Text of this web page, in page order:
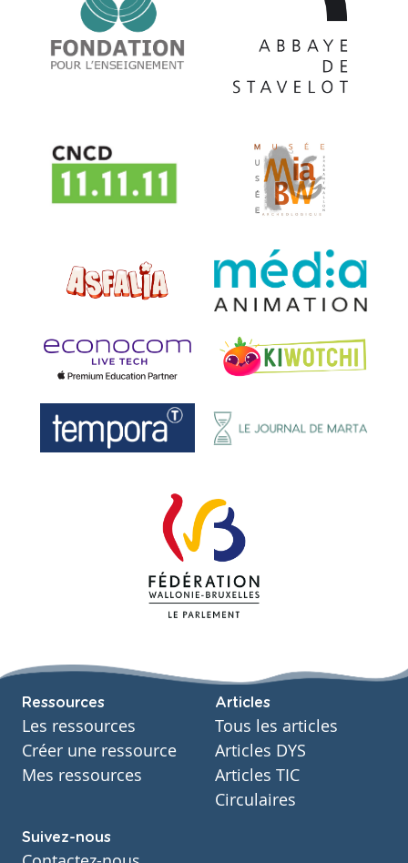
Ressources
Les ressources
Créer une ressource
Mes ressources
Articles
Tous les articles
Articles DYS
Articles TIC
Circulaires
Suivez-nous